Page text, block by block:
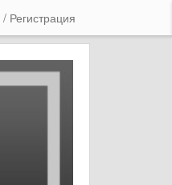
Регистрация